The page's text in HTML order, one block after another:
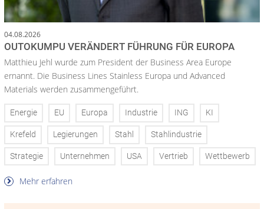
04.08.2026
OUTOKUMPU VERÄNDERT FÜHRUNG FÜR EUROPA
Matthieu Jehl wurde zum President der Business Area Europe
ernannt. Die Business Lines Stainless Europa und Advanced
Materials werden zusammengeführt.
Energie EU Europa Industrie ING KI
Krefeld Legierungen Stahl Stahlindustrie
Strategie Unternehmen USA Vertrieb Wettbewerb
Mehr erfahren